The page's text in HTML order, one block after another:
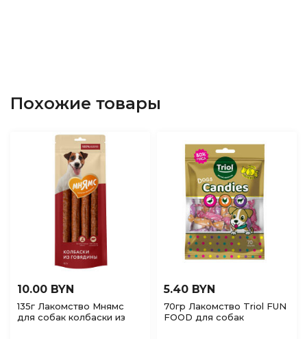
Похожие товары
10.00 BYN
135г Лакомство Мнямс
для собак колбаски из
5.40 BYN
70гр Лакомство Triol FUN
FOOD для собак